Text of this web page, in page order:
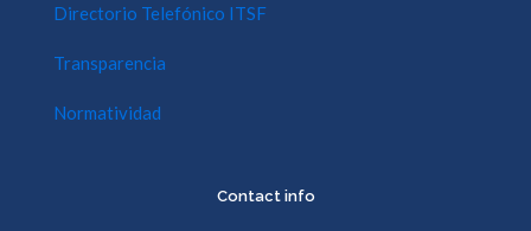
Directorio Telefónico ITSF
Transparencia
Normatividad
Contact info